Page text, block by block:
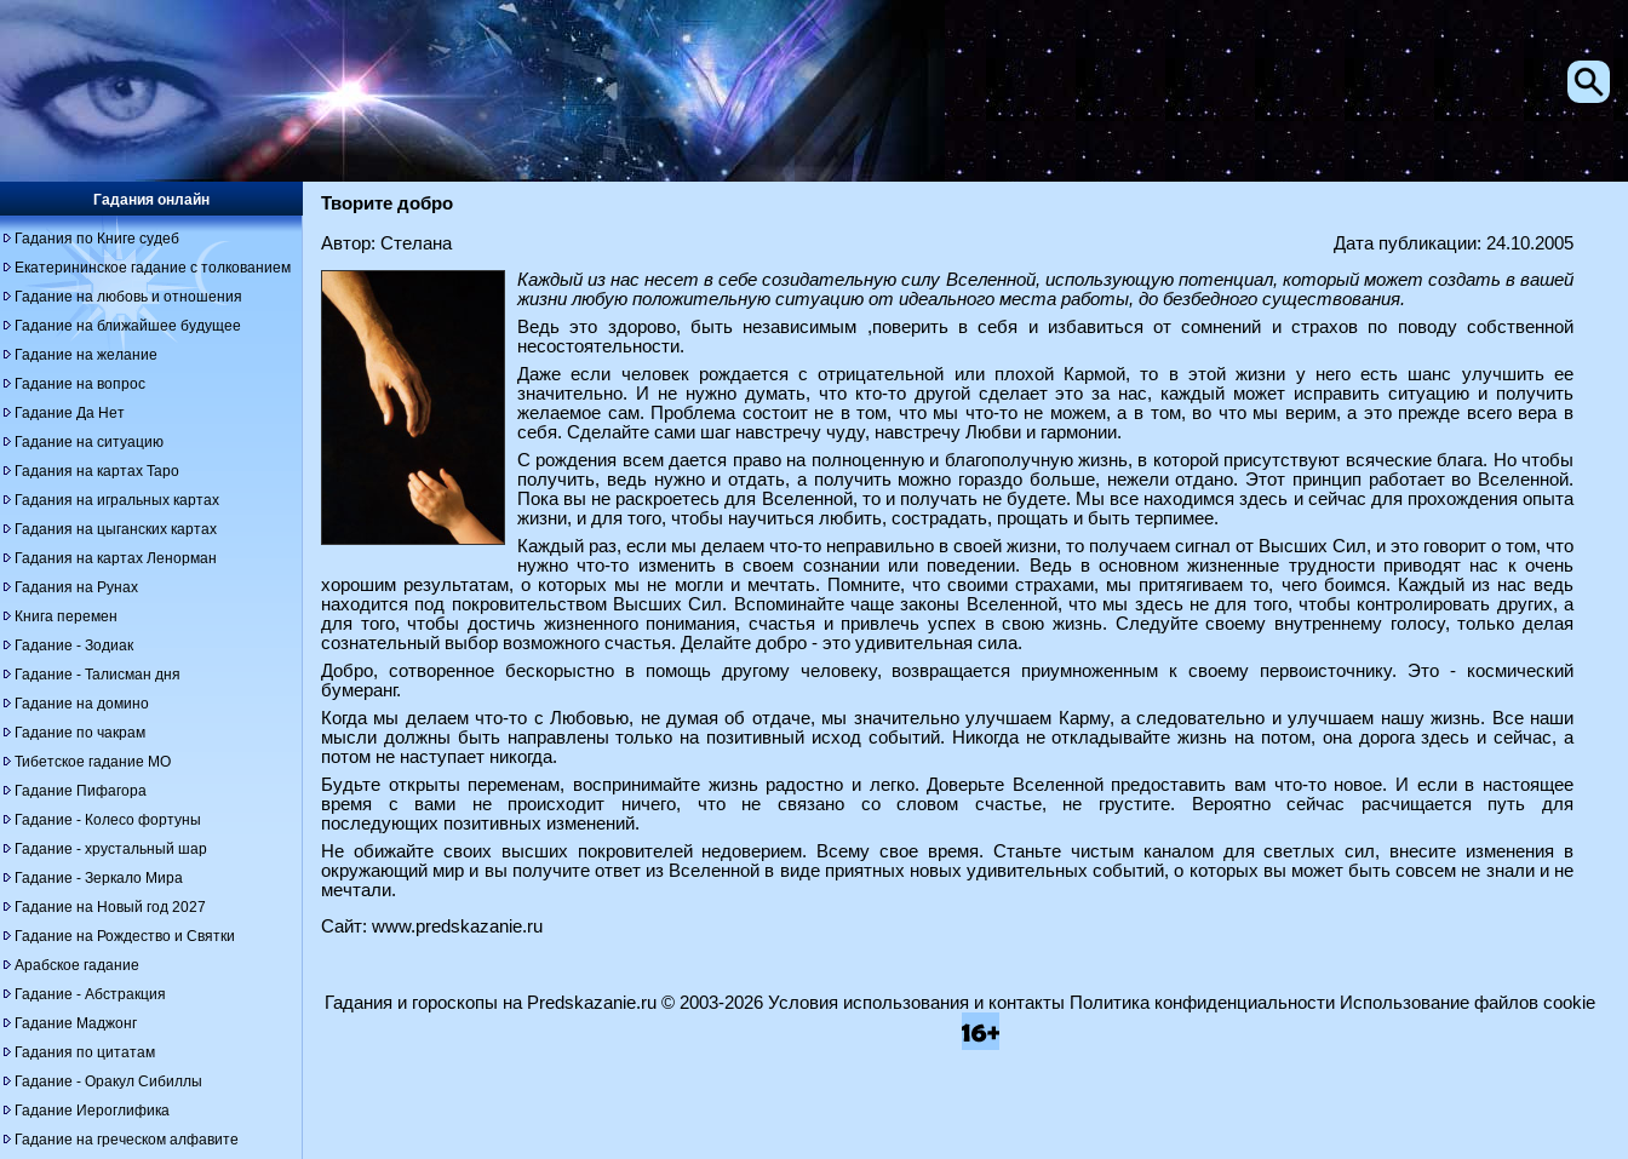
Творите добро
Автор: Стелана
Дата публикации: 24.10.2005
Каждый из нас несет в себе созидательную силу Вселенной, использующую потенциал, который может создать в вашей
жизни любую положительную ситуацию от идеального места работы, до безбедного существования.
Ведь это здорово, быть независимым ,поверить в себя и избавиться от сомнений и страхов по поводу собственной
несостоятельности.
Даже если человек рождается с отрицательной или плохой Кармой, то в этой жизни у него есть шанс улучшить ее
значительно. И не нужно думать, что кто-то другой сделает это за нас, каждый может исправить ситуацию и получить
желаемое сам. Проблема состоит не в том, что мы что-то не можем, а в том, во что мы верим, а это прежде всего вера в
себя. Сделайте сами шаг навстречу чуду, навстречу Любви и гармонии.
С рождения всем дается право на полноценную и благополучную жизнь, в которой присутствуют всяческие блага. Но чтобы
получить, ведь нужно и отдать, а получить можно гораздо больше, нежели отдано. Этот принцип работает во Вселенной.
Пока вы не раскроетесь для Вселенной, то и получать не будете. Мы все находимся здесь и сейчас для прохождения опыта
жизни, и для того, чтобы научиться любить, сострадать, прощать и быть терпимее.
Каждый раз, если мы делаем что-то неправильно в своей жизни, то получаем сигнал от Высших Сил, и это говорит о том, что
нужно что-то изменить в своем сознании или поведении. Ведь в основном жизненные трудности приводят нас к очень
хорошим результатам, о которых мы не могли и мечтать. Помните, что своими страхами, мы притягиваем то, чего боимся. Каждый из нас ведь
находится под покровительством Высших Сил. Вспоминайте чаще законы Вселенной, что мы здесь не для того, чтобы контролировать других, а
для того, чтобы достичь жизненного понимания, счастья и привлечь успех в свою жизнь. Следуйте своему внутреннему голосу, только делая
сознательный выбор возможного счастья. Делайте добро - это удивительная сила.
Добро, сотворенное бескорыстно в помощь другому человеку, возвращается приумноженным к своему первоисточнику. Это - космический
бумеранг.
Когда мы делаем что-то с Любовью, не думая об отдаче, мы значительно улучшаем Карму, а следовательно и улучшаем нашу жизнь. Все наши
мысли должны быть направлены только на позитивный исход событий. Никогда не откладывайте жизнь на потом, она дорога здесь и сейчас, а
потом не наступает никогда.
Будьте открыты переменам, воспринимайте жизнь радостно и легко. Доверьте Вселенной предоставить вам что-то новое. И если в настоящее
время с вами не происходит ничего, что не связано со словом счастье, не грустите. Вероятно сейчас расчищается путь для
последующих позитивных изменений.
Не обижайте своих высших покровителей недоверием. Всему свое время. Станьте чистым каналом для светлых сил, внесите изменения в
окружающий мир и вы получите ответ из Вселенной в виде приятных новых удивительных событий, о которых вы может быть совсем не знали и не
мечтали.
Сайт: www.predskazanie.ru
Гадания онлайн
Гадания по Книге судеб
Екатерининское гадание с толкованием
Гадание на любовь и отношения
Гадание на ближайшее будущее
Гадание на желание
Гадание на вопрос
Гадание Да Нет
Гадание на ситуацию
Гадания на картах Таро
Гадания на игральных картах
Гадания на цыганских картах
Гадания на картах Ленорман
Гадания на Рунах
Книга перемен
Гадание - Зодиак
Гадание - Талисман дня
Гадание на домино
Гадание по чакрам
Тибетское гадание МО
Гадание Пифагора
Гадание - Колесо фортуны
Гадание - хрустальный шар
Гадание - Зеркало Мира
Гадание на Новый год 2027
Гадание на Рождество и Святки
Арабское гадание
Гадание - Абстракция
Гадание Маджонг
Гадания по цитатам
Гадание - Оракул Сибиллы
Гадание Иероглифика
Гадание на греческом алфавите
Гадания и гороскопы на Predskazanie.ru© 2003-2026 Условия использования и контакты Политика конфиденциальности Использование файлов cookie